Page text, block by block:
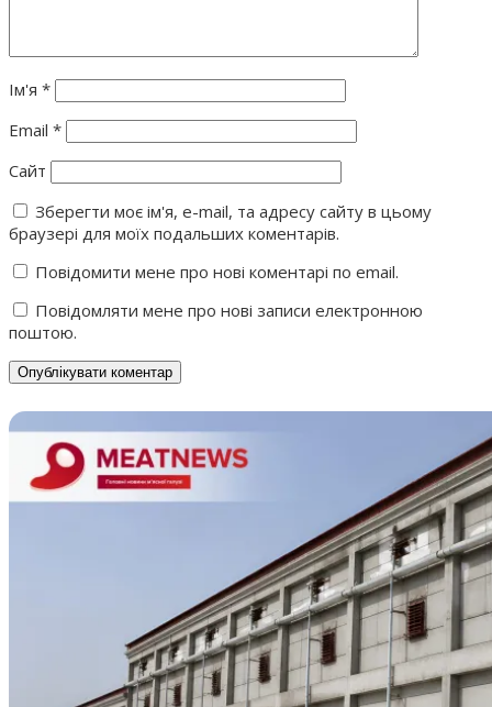
Ім'я *
Email *
Сайт
Зберегти моє ім'я, e-mail, та адресу сайту в цьому
браузері для моїх подальших коментарів.
Повідомити мене про нові коментарі по email.
Повідомляти мене про нові записи електронною
поштою.